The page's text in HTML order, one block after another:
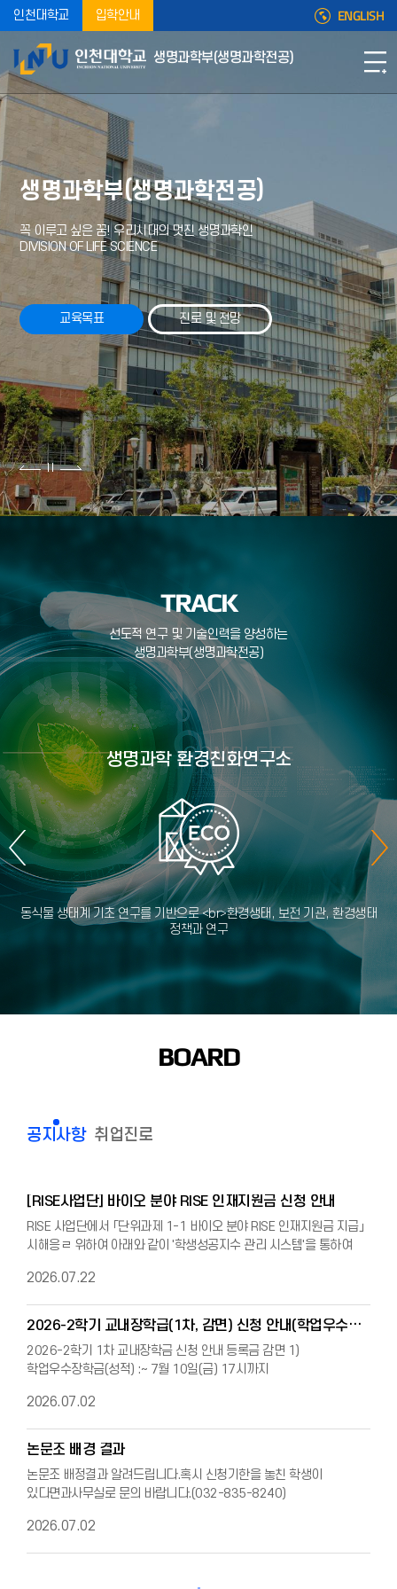
인천대학교 입학안내 ENGLISH
생명과학부(생명과학전공)
생명과학부(생명과학전공)
꼭 이루고 싶은 꿈! 우리시대의 멋진 생명과학인
DIVISION OF LIFE SCIENCE
교육목표 진로 및 전망
TRACK
선도적 연구 및 기술인력을 양성하는
생명과학부(생명과학전공)
생명과학 환경친화연구소
동식물 생태계 기초 연구를 기반으로 <br>환경생태, 보전 기관, 환경생태
정책과 연구
BOARD
공지사항
[RISE사업단] 바이오 분야 RISE 인재지원금 신청 안내
RISE 사업단에서 「단위과제 1-1 바이오 분야 RISE 인재지원금 지급」
시해응ㄹ 위하여 아래와 같이 '학생성공지수 관리 시스템'을 통하여
지급대상 및 내용1) 지급대상: 생명과학전공, 분자의생명전공,
생명공학전공, 나노바이오공학전공 4학년 재학생※ 휴학생 및
졸업유예생, 규정상 우수인재지원금 수혜가 불가능한 자 제외상위
(각 전공별 선발인원은 [붙임2] 참조)※제세공과금 공제 후 지급3)
진행절차: 지원신청 및 증빙서류 제출 심사 우수인재지원금 지급(8월
말) 나. 신청 기간 및 방법1) 신청기간: 2026.07.20.(월) ~ 08.07.
증빙서류 제출)3) 신청방법: 학생성공지수 관리 시스템
(http://www.inussis.kr) 또는 홍보 포스터, 신청 매 뉴얼 내
QR코드로 접속하여 신청 3. 문의처: RISE전략과 유지영, ☎032)835-
9172 / yuji0@inu.ac.kr
2026.07.22
2026-2학기 교내장학급(1차, 감면) 신청 안내(학업우수장학금 포함)
2026-2학기 1차 교내장학금 신청 안내 등록금 감면 1)
학업우수장학금(성적) :~ 7월 10일(금) 17시까지
성적만 인정) 2) 보훈/간부/가족사랑/한마음/외국어우수/고시 등 기타
장학 : 학교 홈페이지의 필요서류 및 요건을 정확하게 확인 후 7월
10일(금) 17시까지 신청 ※ 학업우수장학의 경우, 7월 12일까지
행사 참여 등)를 계산할 예정이오니 기한을 반드시 지켜서 신청하여
주시기 바랍니다.미신청자는 기타점수 0점 처리됩니다 ※ star inu
참여실적, 교수님 상담 등의 실적은 신청기한까지 입력된 실적에
남아있지 않은 경우, 교수님께 입력 요청하여 주시기 바랍니다.※
2026.07.02
논문조 배경 결과
논문조 배정결과 알려드립니다.혹시 신청기한을 놓친 학생이
있다면과사무실로 문의 바랍니다.(032-835-8240)
2026.07.02
취업진로